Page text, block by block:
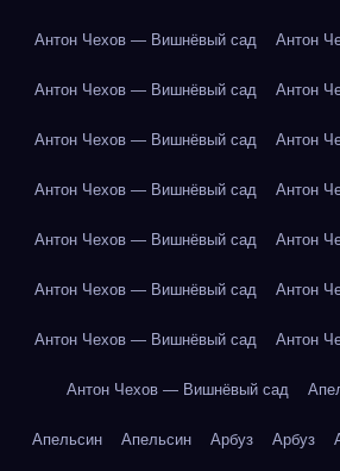
Антон Чехов — Вишнёвый сад Антон
Антон Чехов — Вишнёвый сад Антон
Антон Чехов — Вишнёвый сад Антон
Антон Чехов — Вишнёвый сад Антон
Антон Чехов — Вишнёвый сад Антон
Антон Чехов — Вишнёвый сад Антон
Антон Чехов — Вишнёвый сад Антон
Антон Чехов — Вишнёвый сад
Апельсин Апельсин Арбуз Арбуз